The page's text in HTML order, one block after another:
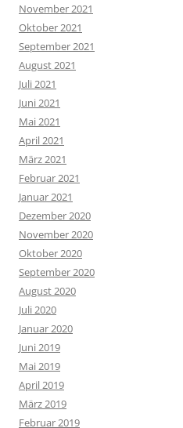
November 2021
Oktober 2021
September 2021
August 2021
Juli 2021
Juni 2021
Mai 2021
April 2021
März 2021
Februar 2021
Januar 2021
Dezember 2020
November 2020
Oktober 2020
September 2020
August 2020
Juli 2020
Januar 2020
Juni 2019
Mai 2019
April 2019
März 2019
Februar 2019